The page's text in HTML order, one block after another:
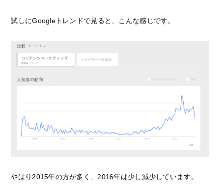
試しにGoogleトレンドで見ると、こんな感じです。
やはり2015年の方が多く、2016年は少し減少しています。